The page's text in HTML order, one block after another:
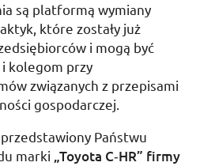
są platformą wymiany
które zostały już
i mogą być
kolegom przy
związanych z przepisami
gospodarczej.
Państwu
marki „Toyota C‑HR” firmy